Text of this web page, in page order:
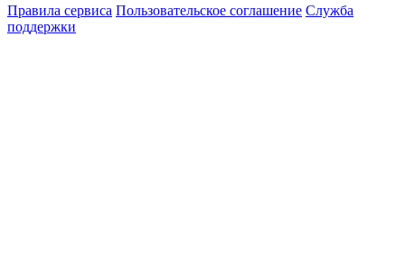
Правила сервиса Пользовательское соглашение Служба
поддержки